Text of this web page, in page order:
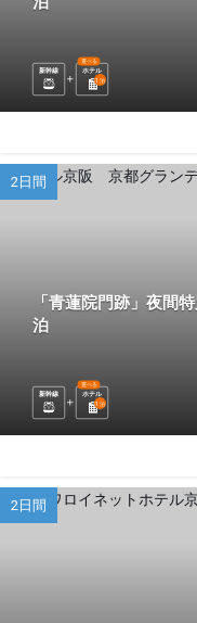
新幹線 ホテル
選べる
1 泊
2日間
「青蓮院門跡」夜
泊
新幹線 ホテル
選べる
1 泊
2日間